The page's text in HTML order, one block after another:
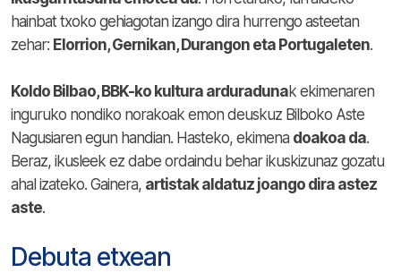
hainbat txoko gehiagotan izango dira hurrengo asteetan
zehar: Elorrion, Gernikan, Durangon eta Portugaleten.
Koldo Bilbao, BBK-ko kultura arduradunak ekimenaren
inguruko nondiko norakoak emon deuskuz Bilboko Aste
Nagusiaren egun handian. Hasteko, ekimena doakoa da.
Beraz, ikusleek ez dabe ordaindu behar ikuskizunaz gozatu
ahal izateko. Gainera, artistak aldatuz joango dira astez
aste.
Debuta etxean